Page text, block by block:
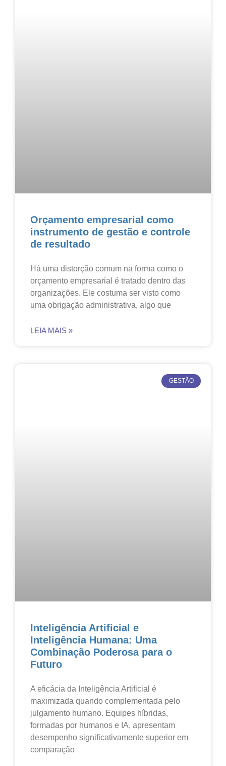
Orçamento empresarial como
instrumento de gestão e controle
de resultado
Há uma distorção comum na forma como o
orçamento empresarial é tratado dentro das
organizações. Ele costuma ser visto como
uma obrigação administrativa, algo que
LEIA MAIS »
GESTÃO
Inteligência Artificial e
Inteligência Humana: Uma
Combinação Poderosa para o
Futuro
A eficácia da Inteligência Artificial é
maximizada quando complementada pelo
julgamento humano. Equipes híbridas,
formadas por humanos e IA, apresentam
desempenho significativamente superior em
comparação